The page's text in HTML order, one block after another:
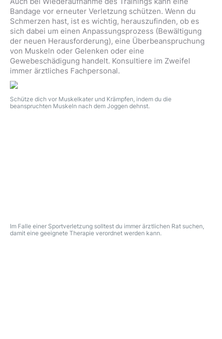
Schütze dich vor Muskelkater und Krämpfen, indem du die
beanspruchten Muskeln nach dem Joggen dehnst.
Im Falle einer Sportverletzung solltest du immer ärztlichen Rat suchen,
damit eine geeignete Therapie verordnet werden kann.
Bandage vor erneuter Verletzung schützen. Wenn du
Schmerzen hast, ist es wichtig, herauszufinden, ob es
sich dabei um einen Anpassungsprozess (Bewältigung
der neuen Herausforderung), eine Überbeanspruchung
von Muskeln oder Gelenken oder eine
Gewebeschädigung handelt. Konsultiere im Zweifel
immer ärztliches Fachpersonal.